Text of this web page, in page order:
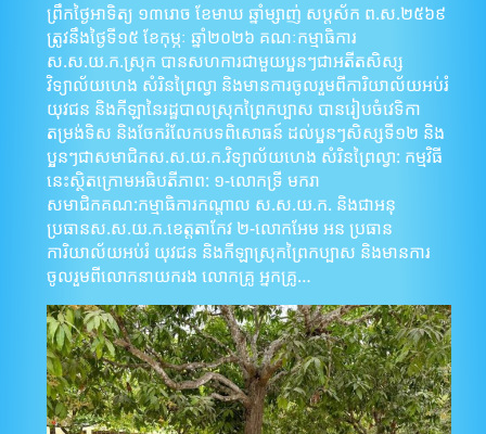
ព្រឹកថ្ងៃអាទិត្យ ១៣រោច ខែមាឃ ឆ្នាំម្សាញ់ សប្តស័ក ព.ស.២៥៦៩
ត្រូវនឹងថ្ងៃទី១៥ ខែកុម្ភៈ ឆ្នាំ២០២៦ គណៈកម្មាធិការ
ស.ស.យ.ក.ស្រុក បានសហការជាមួយប្អូនៗជាអតីតសិស្ស
វិទ្យាល័យហេង សំរិនព្រៃល្វា និងមានការចូលរួមពីការិយាល័យអប់រំ
យុវជន និងកីឡានៃរដ្ឋបាលស្រុកព្រៃកប្បាស បានរៀបចំវេទិកា
តម្រង់ទិស និងចែករំលែកបទពិសោធន៍ ដល់ប្អូនៗសិស្សទី១២ និង
ប្អូនៗជាសមាជិកស.ស.យ.ក.វិទ្យាល័យហេង សំរិនព្រៃល្វា: កម្មវិធី
នេះស្ថិតក្រោមអធិបតីភាព: ១-លោកទ្រី មករា
សមាជិកគណ:កម្មាធិការកណ្តាល ស.ស.យ.ក. និងជាអនុ
ប្រធានស.ស.យ.ក.ខេត្តតាកែវ ២-លោកអែម អន ប្រធាន
ការិយាល័យអប់រំ យុវជន និងកីឡាស្រុកព្រៃកប្បាស និងមានការ
ចូលរួមពីលោកនាយករង លោកគ្រូ អ្នកគ្រូ…